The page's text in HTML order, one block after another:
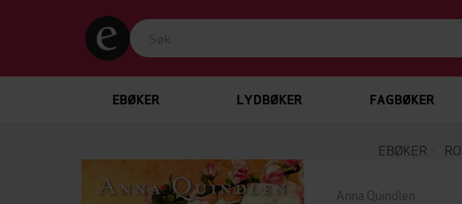
EBØKER LYDBØKER FAGBØKER
EBØKER
Anna Quindlen